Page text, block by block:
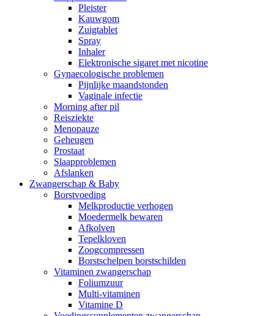
Pleister
Kauwgom
Zuigtablet
Spray
Inhaler
Elektronische sigaret met nicotine
Gynaecologische problemen
Pijnlijke maandstonden
Vaginale infectie
Morning after pil
Reisziekte
Menopauze
Geheugen
Prostaat
Slaapproblemen
Afslanken
Zwangerschap & Baby
Borstvoeding
Melkproductie verhogen
Moedermelk bewaren
Afkolven
Tepelkloven
Zoogcompressen
Borstschelpen borstschilden
Vitaminen zwangerschap
Foliumzuur
Multi-vitaminen
Vitamine D